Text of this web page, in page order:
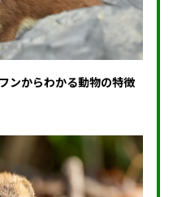
ンからわかる動物の特徴